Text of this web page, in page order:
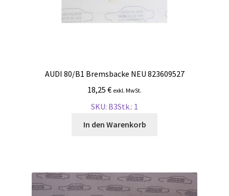
AUDI 80/B1 Bremsbacke NEU 823609527
18,25 € exkl. MwSt.
SKU: B3Stk.: 1
In den Warenkorb